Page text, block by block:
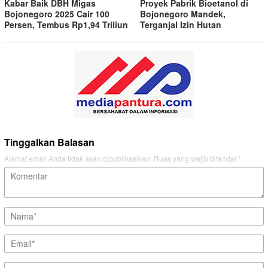
Kabar Baik DBH Migas
Bojonegoro 2025 Cair 100
Persen, Tembus Rp1,94 Triliun
Proyek Pabrik Bioetanol di
Bojonegoro Mandek,
Terganjal Izin Hutan
Tinggalkan Balasan
Alamat email Anda tidak akan dipublikasikan. Ruas yang wajib ditandai *